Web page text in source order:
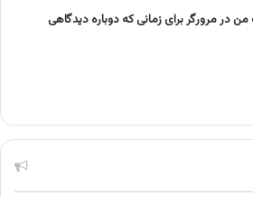
در مرورگر برای زمانی که دوباره دیدگاهی